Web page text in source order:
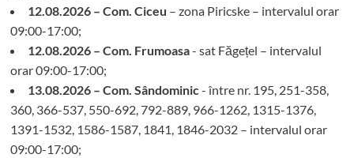
12.08.2026 – Com. Ciceu – zona Piricske – intervalul orar
09:00-17:00;
12.08.2026 – Com. Frumoasa- sat Făgețel – intervalul
orar 09:00-17:00;
13.08.2026 – Com. Sândominic- între nr. 195, 251-358,
360, 366-537, 550-692, 792-889, 966-1262, 1315-1376,
1391-1532, 1586-1587, 1841, 1846-2032 – intervalul orar
09:00-17:00;